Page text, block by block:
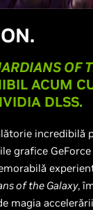
OF
ACUM
DLSS.
incredibilă
grafice GeForce
of the Galaxy,
magia accelerării